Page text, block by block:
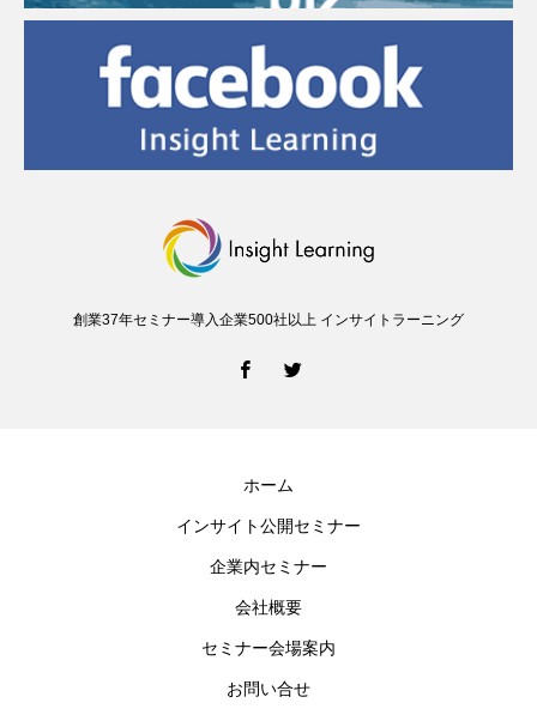
創業37年セミナー導入企業500社以上 インサイトラーニング
ホーム
インサイト公開セミナー
企業内セミナー
会社概要
セミナー会場案内
お問い合せ